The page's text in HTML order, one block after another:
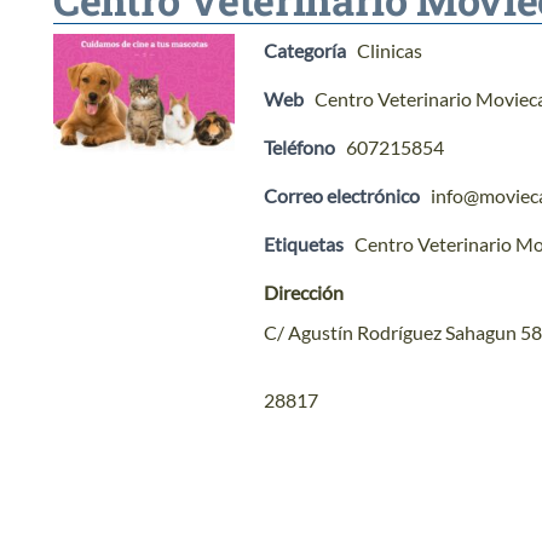
Categoría Clinicas
Web Centro Veterinario
Teléfono 607215854
Correo electrónico
Etiquetas Centro Veterinario
Dirección
C/ Agustín Rodríguez Sahagun
28817